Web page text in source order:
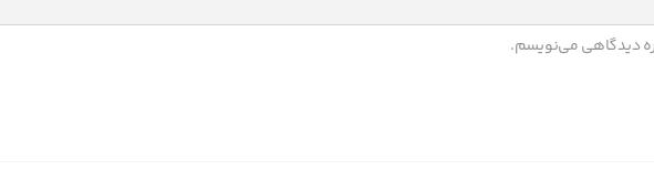
دیدگاهی می‌نویسم.